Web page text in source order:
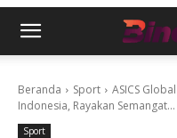
Beranda Sport
ASICS
Indonesia, Rayakan Semangat...
Sport